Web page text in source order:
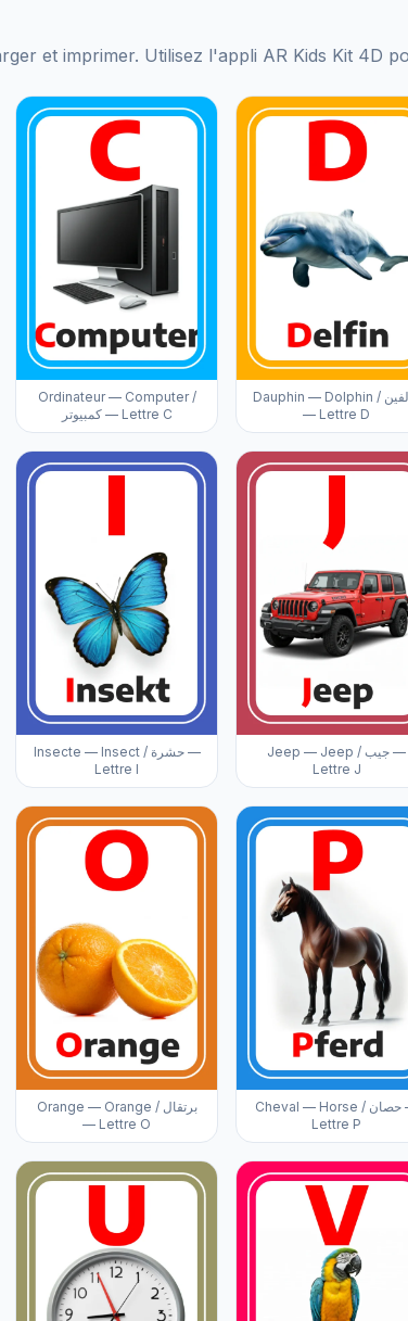
et imprimer. Utilisez l'appli AR Kids Kit 4D
Ordinateur — Computer /
كمبيوتر — Lettre C
Dauphin — Dolphin / دولفين
— Lettre D
Insecte — Insect / حشرة —
Lettre I
Jeep — Jeep / جيب —
Lettre J
Orange — Orange / برتقال
— Lettre O
Cheval — Horse / حصان —
Lettre P